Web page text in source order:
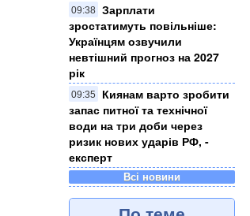
09:38 Зарплати
зростатимуть повільніше:
Українцям озвучили
невтішний прогноз на 2027
рік
09:35
Киянам варто зробити
запас питної та технічної
води на три доби через
ризик нових ударів РФ, -
експерт
Всі новини